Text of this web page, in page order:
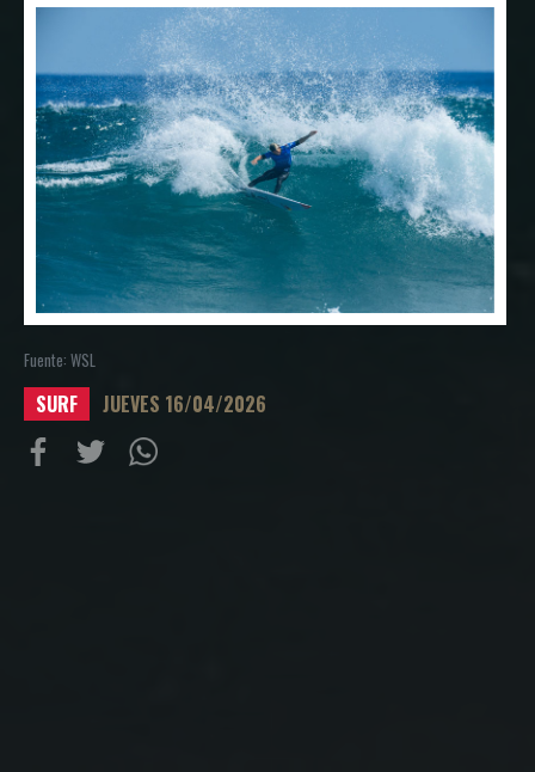
Fuente: WSL
SURF JUEVES 16/04/2026